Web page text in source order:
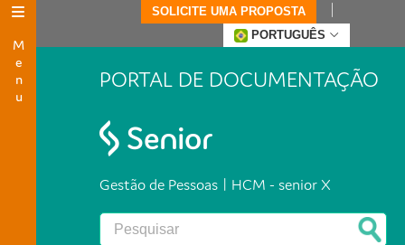
Menu
SOLICITE UMA PROPOSTA
PORTUGUÊS
PORTAL DE DOCUMENTAÇÃO
Gestão de Pessoas | HCM - senior X